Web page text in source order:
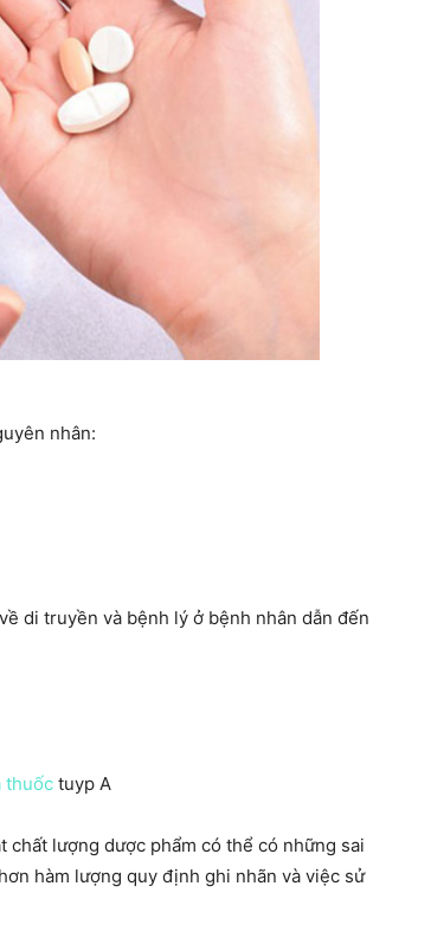
nhân:
di truyền và bệnh lý ở bệnh nhân dẫn đến
thuốc tuyp A
lượng dược phẩm có thể có những sai
hàm lượng quy định ghi nhãn và việc sử